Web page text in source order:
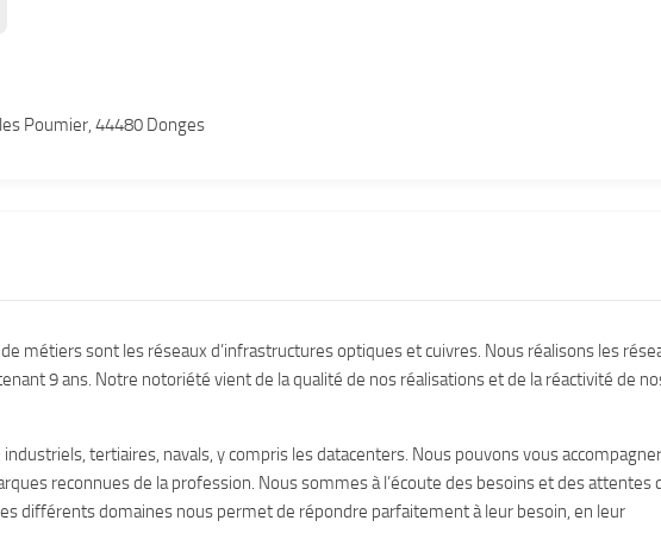
Poumier, 44480 Donges
métiers sont les réseaux d’infrastructures optiques et cuivres. Nous réalisons les
9 ans. Notre notoriété vient de la qualité de nos réalisations et de la réactivité de
tertiaires, navals, y compris les datacenters. Nous pouvons vous
reconnues de la profession. Nous sommes à l’écoute des besoins et des attentes
différents domaines nous permet de répondre parfaitement à leur besoin, en leur